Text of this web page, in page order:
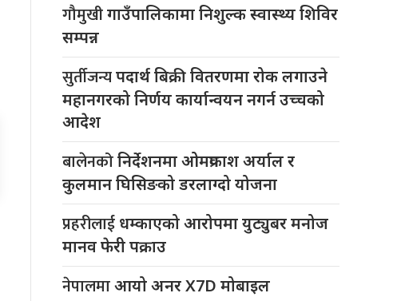
गौमुखीगाउँपालिकामा निशुल्क स्वास्थ्य शिविर
सम्पन्न
सुर्तीजन्यपदार्थ बिक्री वितरणमा रोक लगाउने
महानगरको निर्णय कार्यान्वयन नगर्न उच्चको
आदेश
बालेनकोनिर्देशनमा ओमप्रकाश अर्याल र
कुलमान घिसिङको डरलाग्दो योजना
प्रहरीलाई धम्काएको आरोपमा युट्युबर मनोज
मानव फेरी पक्राउ
नेपालमाआयो अनर X7D मोबाइल